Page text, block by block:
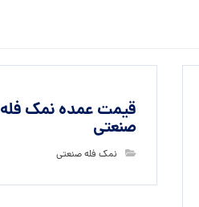
قیمت عمده نمک فله
صنعتی
نمک فله صنعتی